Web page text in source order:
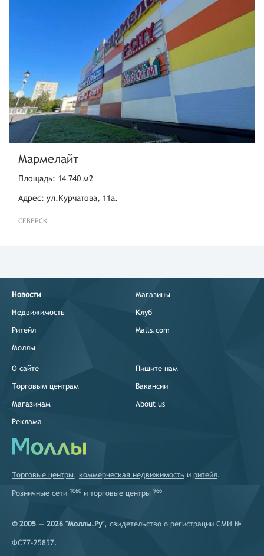
Мармелайт
Площадь: 14 740 м2
Адрес: ул.Курчатова, 11а.
СЕВЕРСК
Новости
Недвижимость
Ритейл
Моллы
Магазины
Клуб
Malls.com
О сайте
Торговым центрам
Магазинам
Реклама
Пишите нам
Вакансии
About us
Торговые центры, коммерческая недвижимость и ритейл.
Розничные сети 1060 и торговые центры 966
© 2005 — 2026 "Моллы.Ру", свидетельство о регистрации СМИ №
ФС77-25857.